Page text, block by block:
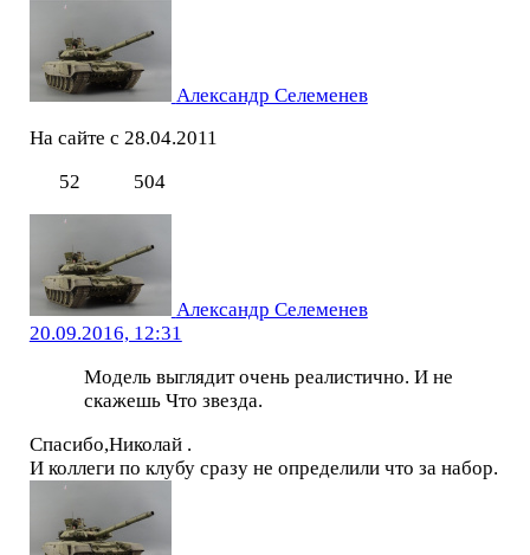
Александр Селеменев
На сайте с 28.04.2011
52
504
Александр Селеменев
20.09.2016, 12:31
Модель выглядит очень реалистично. И не
скажешь Что звезда.
Спасибо,Николай .
И коллеги по клубу сразу не определили что за набор.